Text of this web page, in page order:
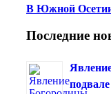
В Южной
Последние
подвале